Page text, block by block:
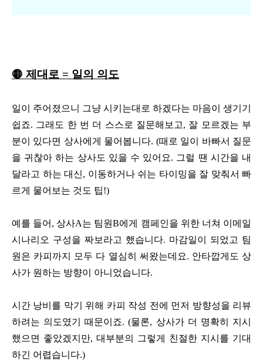
🟡 제대로 = 일의 의도
일이 주어졌으니 그냥 시키는대로 하겠다는 마음이 생기기
쉽죠. 그래도 한 번 더 스스로 질문해보고, 잘 모르겠는 부
분이 있다면 상사에게 물어봅니다. (때로 일이 바빠서 질문
을 귀찮아 하는 상사도 있을 수 있어요. 그럴 땐 시간을 내
달라고 하는 대신, 이동하거나 쉬는 타이밍을 잘 맞춰서 빠
르게 물어보는 것도 팁!)
예를 들어, 상사A는 팀원B에게 캠페인을 위한 너쳐 이메일
시나리오 구성을 짜보라고 했습니다. 마감일이 되었고 팀
원은 카피까지 모두 다 열심히 써왔는데요. 안타깝게도 상
사가 원하는 방향이 아니었습니다.
시간 낭비를 막기 위해 카피 작성 전에 먼저 방향성을 리뷰
하려는 의도였기 때문이죠. (물론, 상사가 더 명확히 지시
했으면 좋았겠지만, 대부분의 그렇게 친절한 지시를 기대
하긴 어렵습니다.)